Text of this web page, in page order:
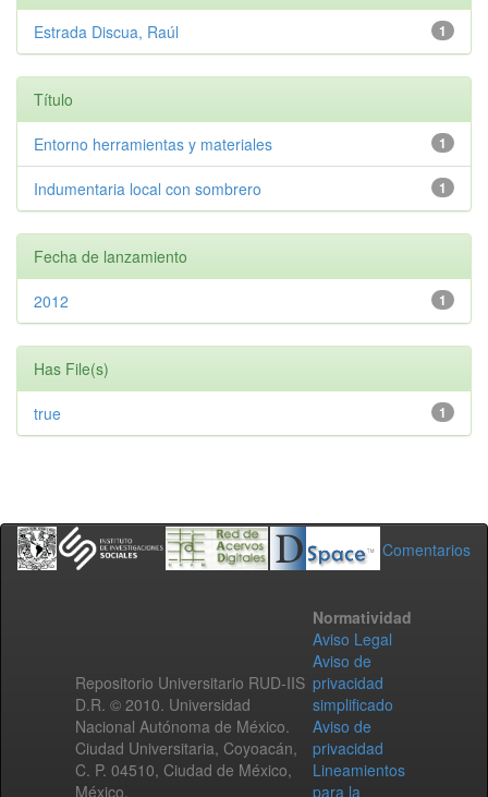
1
Estrada Discua, Raúl
Título
1
Entorno herramientas y materiales
1
Indumentaria local con sombrero
Fecha de lanzamiento
1
2012
Has File(s)
1
true
Comentarios
Repositorio Universitario RUD-IIS
D.R. © 2010. Universidad
Nacional Autónoma de México.
Ciudad Universitaria, Coyoacán,
C. P. 04510, Ciudad de México,
México.
Normatividad
Aviso Legal
Aviso de
privacidad
simplificado
Aviso de
privacidad
Lineamientos
para la